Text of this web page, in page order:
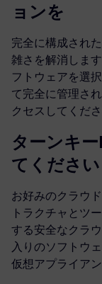
ョンを
完全に構成され
雑さを解消しま
フトウェアを選
て完全に管理さ
クセスしてくださ
ターンキ
てください
お好みのクラウ
トラクチャとツ
する安全なクラ
入りのソフトウ
仮想アプライア